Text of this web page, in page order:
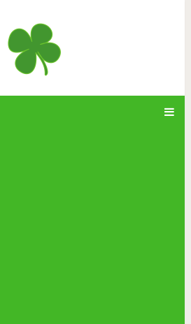
котов на стеклянном